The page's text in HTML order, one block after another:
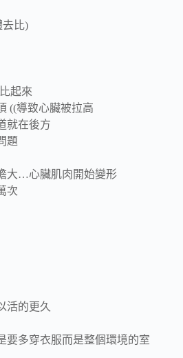
去比)
起來
((導致心臟被拉高
就在後方
題
大…心臟肌肉開始變形
次
活的更久
要多穿衣服而是整個環境的室